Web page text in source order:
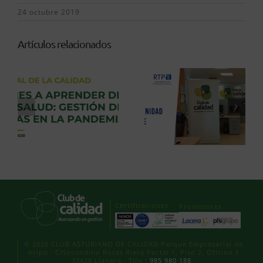
24 octubre 2019
Artículos relacionados
Certificaciones Promotores
© 2026 CLUB ASTURIANO DE CALIDAD Parque Empresarial de
Asipo · C/Secundino Roces Riera Portal 1, Piso 2, Oficina 3
33428 Llanera · Tlfn.: 985 980 188